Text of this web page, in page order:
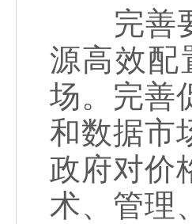
完善要
源高效配
场。完善
和数据市
政府对价
术、管理